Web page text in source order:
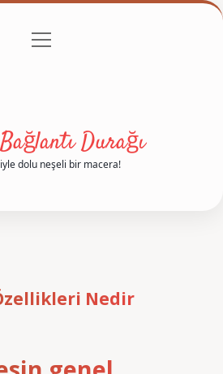
Politikası
menüyü
Durağı
dolu neşeli bir macera!
Nedir